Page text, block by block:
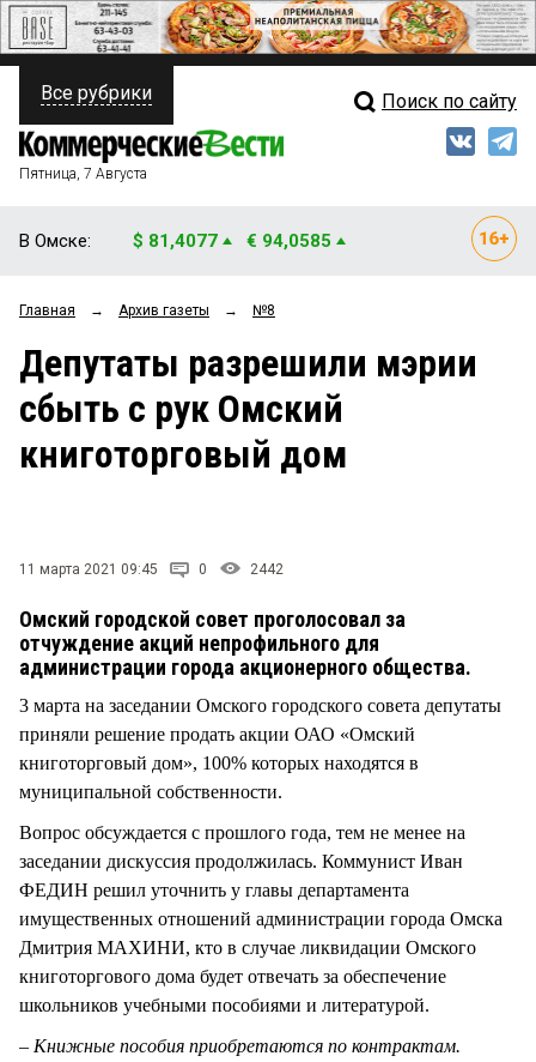
ПОЛИТИКА
ФИНАНСЫ
ОБЩЕСТВО
ЗАКОН
НОВОСТИ КОМПАНИЙ
Свежий выпуск
Рейтинги
Блоги
Архив
Все рубрики Поиск по сайту
Пятница, 7 Августа
В Омске: $ 81,4077 € 94,0585
Главная → Архив газеты → №8
Депутаты разрешили мэрии
сбыть с рук Омский
книготорговый дом
11 марта 2021 09:45 0 2442
Омский городской совет проголосовал за
отчуждение акций непрофильного для
администрации города акционерного общества.
3 марта на заседании Омского городского совета депутаты
приняли решение продать акции ОАО «Омский
книготорговый дом», 100% которых находятся в
муниципальной собственности.
Вопрос обсуждается с прошлого года, тем не менее на
заседании дискуссия продолжилась. Коммунист Иван
ФЕДИН решил уточнить у главы департамента
имущественных отношений администрации города Омска
Дмитрия МАХИНИ, кто в случае ликвидации Омского
книготоргового дома будет отвечать за обеспечение
школьников учебными пособиями и литературой.
– Книжные пособия приобретаются по контрактам.